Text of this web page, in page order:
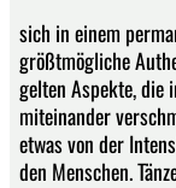
sich in einem
größtmögliche
gelten Aspekte, die
miteinander
etwas von der
den Menschen.